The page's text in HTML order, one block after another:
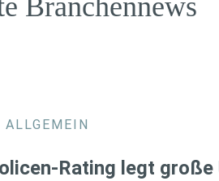
ALLGEMEIN
Rating legt große